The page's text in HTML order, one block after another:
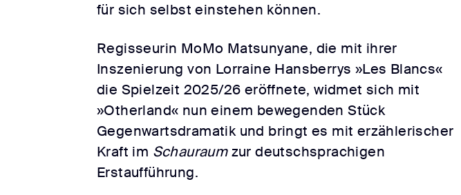
für sich selbst einstehen können.
Regisseurin MoMo Matsunyane, die mit ihrer
Inszenierung von Lorraine Hansberrys »Les Blancs«
die Spielzeit 2025/26 eröffnete, widmet sich mit
»Otherland« nun einem bewegenden Stück
Gegenwartsdramatik und bringt es mit erzählerischer
Kraft im Schauraumzur deutschsprachigen
Erstaufführung.